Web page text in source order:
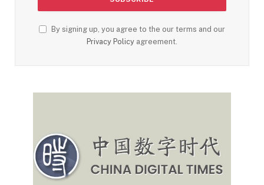
By signing up, you agree to the our terms and our
Privacy Policy agreement.